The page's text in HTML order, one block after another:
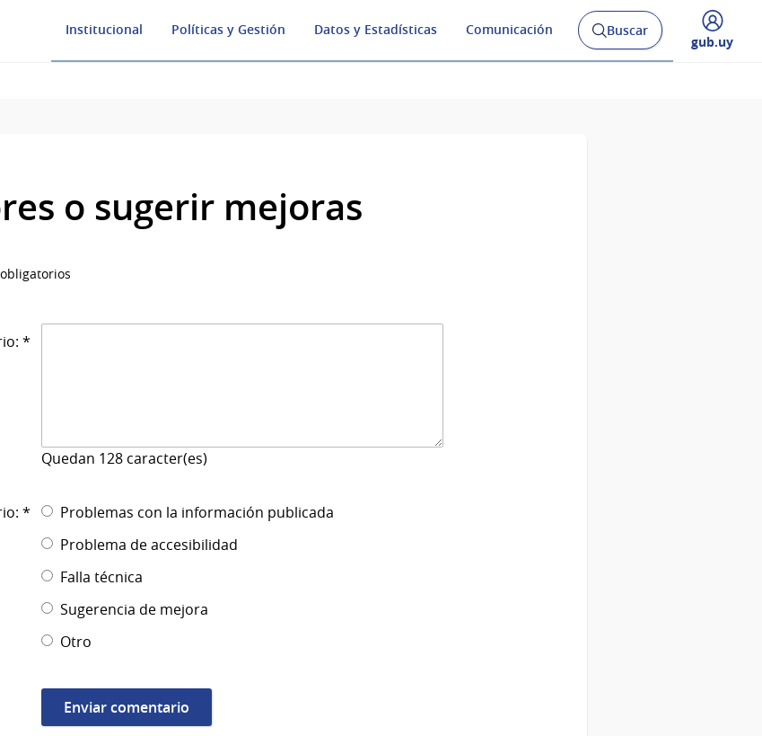
Institucional Políticas y Gestión Datos y Estadísticas Comunicación
Abrir
buscador
Buscar
Desplegar
gub.uy
o sugerir mejoras
*
Quedan 128 caracter(es)
*
Problemas con la información publicada
Problema de accesibilidad
Falla técnica
Sugerencia de mejora
Otro